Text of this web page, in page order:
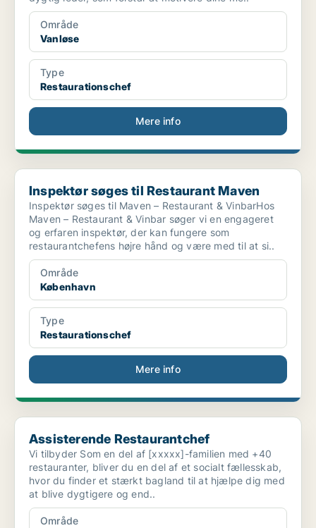
Område
Vanløse
Type
Restaurationschef
Mere info
Inspektør søges til Restaurant Maven
Inspektør søges til Restaurant Maven
Inspektør søges til Maven – Restaurant & VinbarHos
Maven – Restaurant & Vinbar søger vi en engageret
og erfaren inspektør, der kan fungere som
restaurantchefens højre hånd og være med til at si..
Område
København
Type
Restaurationschef
Mere info
Assisterende Restaurantchef
Assisterende Restaurantchef
Vi tilbyder Som en del af [xxxxx]-familien med +40
restauranter, bliver du en del af et socialt fællesskab,
hvor du finder et stærkt bagland til at hjælpe dig med
at blive dygtigere og end..
Område